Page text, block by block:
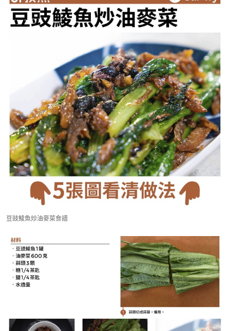
豆豉鯪魚炒油麥菜食譜